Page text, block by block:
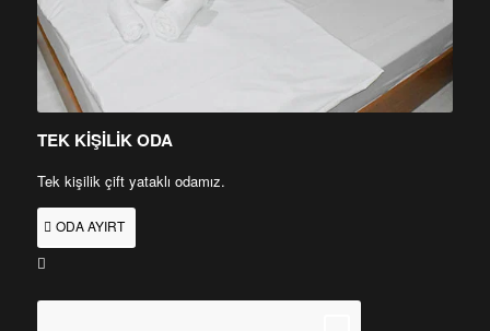
TEK KİŞİLİK ODA
Tek kişilik çift yataklı odamız.
ODA AYIRT